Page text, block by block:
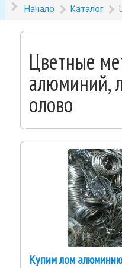
Начало Каталог
Цветные
алюминий,
олово
Купим лом